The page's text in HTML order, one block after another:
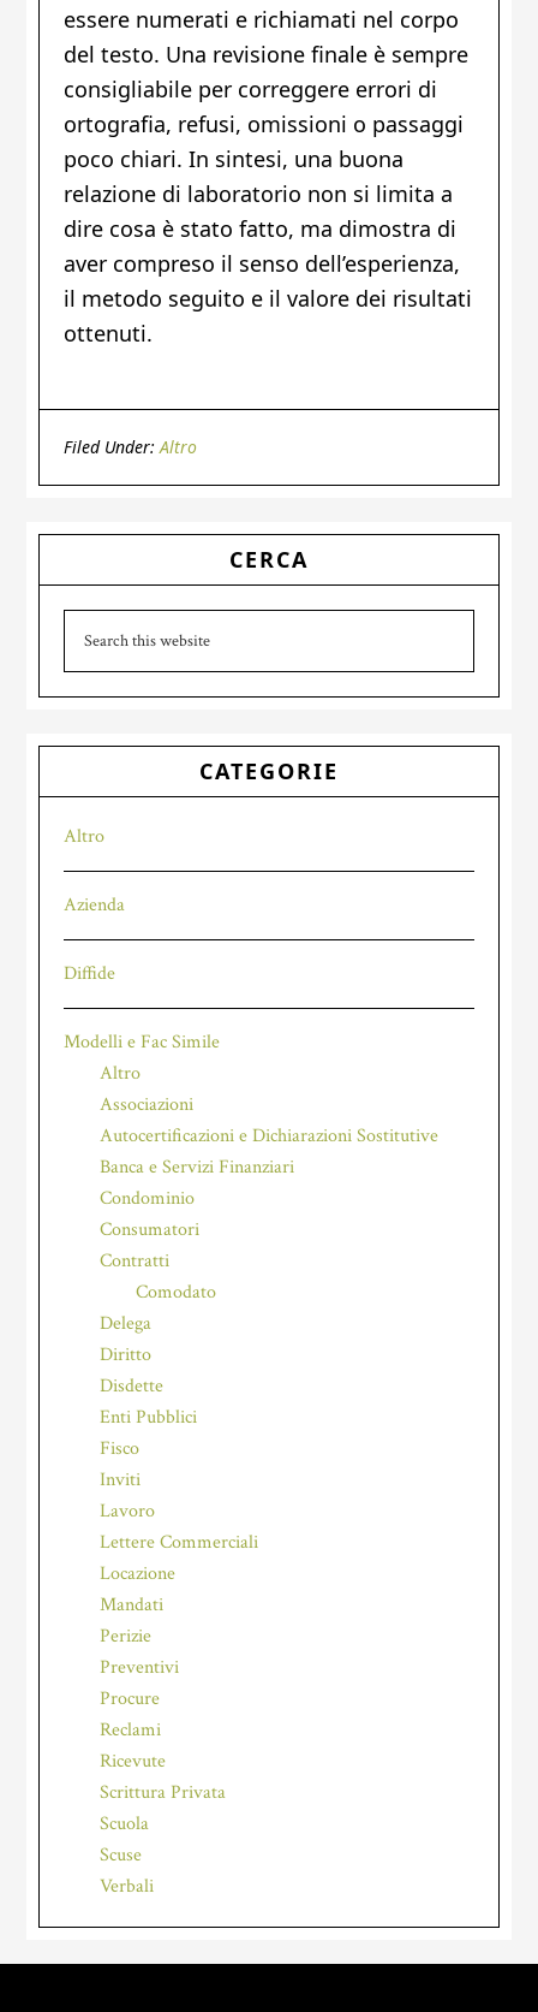
essere numerati e richiamati nel corpo
del testo. Una revisione finale è sempre
consigliabile per correggere errori di
ortografia, refusi, omissioni o passaggi
poco chiari. In sintesi, una buona
relazione di laboratorio non si limita a
dire cosa è stato fatto, ma dimostra di
aver compreso il senso dell’esperienza,
il metodo seguito e il valore dei risultati
ottenuti.
Filed Under:Altro
Primary
Sidebar
CERCA
this
CATEGORIE
Altro
Azienda
Diffide
Modelli e Fac Simile
Altro
Associazioni
Autocertificazioni e Dichiarazioni Sostitutive
Banca e Servizi Finanziari
Condominio
Consumatori
Contratti
Comodato
Delega
Diritto
Disdette
Enti Pubblici
Fisco
Inviti
Lavoro
Lettere Commerciali
Locazione
Mandati
Perizie
Preventivi
Procure
Reclami
Ricevute
Scrittura Privata
Scuola
Scuse
Verbali